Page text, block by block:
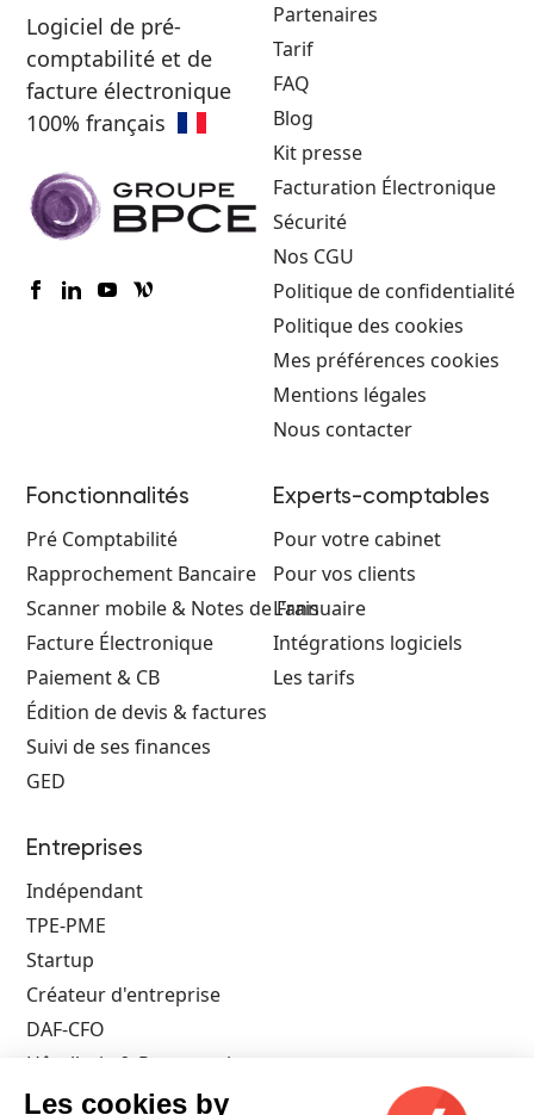
Les cookies by
Logiciel de pré-
comptabilité et de
facture électronique
100% français
Partenaires
Tarif
FAQ
Blog
Kit presse
Facturation Électronique
Sécurité
Nos CGU
Politique de confidentialité
Politique des cookies
Mes préférences cookies
Mentions légales
Nous contacter
Fonctionnalités
Pré Comptabilité
Rapprochement Bancaire
Scanner mobile & Notes de Frais
Facture Électronique
Paiement & CB
Édition de devis & factures
Suivi de ses finances
GED
Experts-comptables
Pour votre cabinet
Pour vos clients
L'annuaire
Intégrations logiciels
Les tarifs
Entreprises
Indépendant
TPE-PME
Startup
Créateur d'entreprise
DAF-CFO
Hôtellerie & Restauration
Architecte